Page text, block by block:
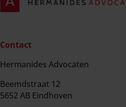
Contact
Hermanides Advocaten
Beemdstraat 12
5652 AB Eindhoven